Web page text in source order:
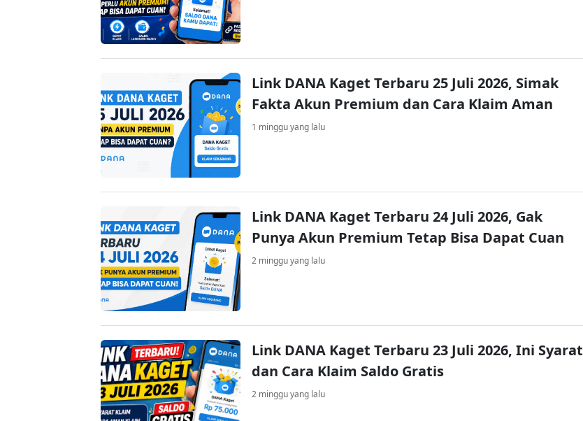
Link DANA Kaget Terbaru 25 Juli 2026, Simak
Fakta Akun Premium dan Cara Klaim Aman
1 minggu yang lalu
Link DANA Kaget Terbaru 24 Juli 2026, Gak
Punya Akun Premium Tetap Bisa Dapat Cuan
2 minggu yang lalu
Link DANA Kaget Terbaru 23 Juli 2026, Ini Syarat
dan Cara Klaim Saldo Gratis
2 minggu yang lalu